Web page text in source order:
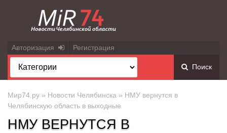
Авторизация Регистрация
Поиск
Мир74.ру » Новости Челябинска » НМУ вернутся в
Челябинскую область в выходные
НМУ ВЕРНУТСЯ В